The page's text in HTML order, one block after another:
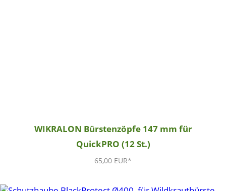
WIKRALON Bürstenzöpfe 147 mm für
QuickPRO (12 St.)
65,00 EUR*